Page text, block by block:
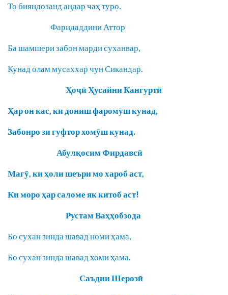
То бияндозанд андар чаҳ туро.
Фаридаддини Аттор
Ба шамшери забон марди суханвар,
Кунад олам мусаххар чун Сикандар.
Ҳоҷӣ Ҳусайни Кангуртӣ
Ҳар он кас, ки дониш фаромӯш кунад,
Забонро зи гуфтор хомӯш кунад.
Абулқосим Фирдавсӣ
Магӯ, ки ҳоли шеъри мо хароб аст,
Ки моро ҳар саломе як китоб аст!
Рустам Ваҳҳобзода
Бо сухан зинда шавад номи ҳама,
Бо сухан зинда шавад хоми ҳама.
Саъдии Шерозӣ